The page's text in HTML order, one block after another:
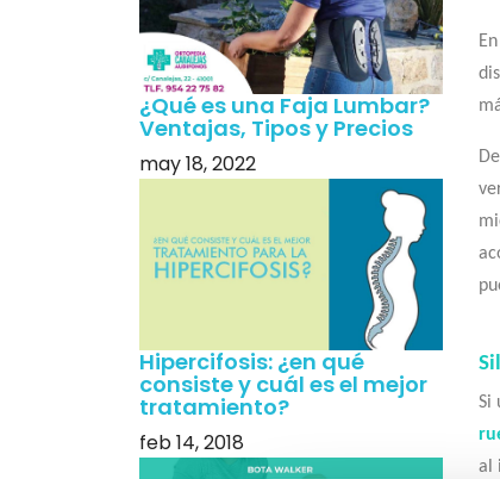
¿Qué es una Faja Lumbar?
Ventajas, Tipos y Precios
may 18, 2022
Hipercifosis: ¿en qué
consiste y cuál es el mejor
tratamiento?
feb 14, 2018
Si
al